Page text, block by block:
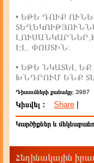
• ԵԹԵ ԴՈՒՔ
ԷԼ. ՓՈՍՏԻՆ:
• ԵԹԵ ՆԿԱՏԵԼ
ԽՆԴՐՈՒՄ ԵՆՔ
Դիտումների քանակը: 3987
Կիսվել : Share
Կարծիքներ և
Հեղինակային